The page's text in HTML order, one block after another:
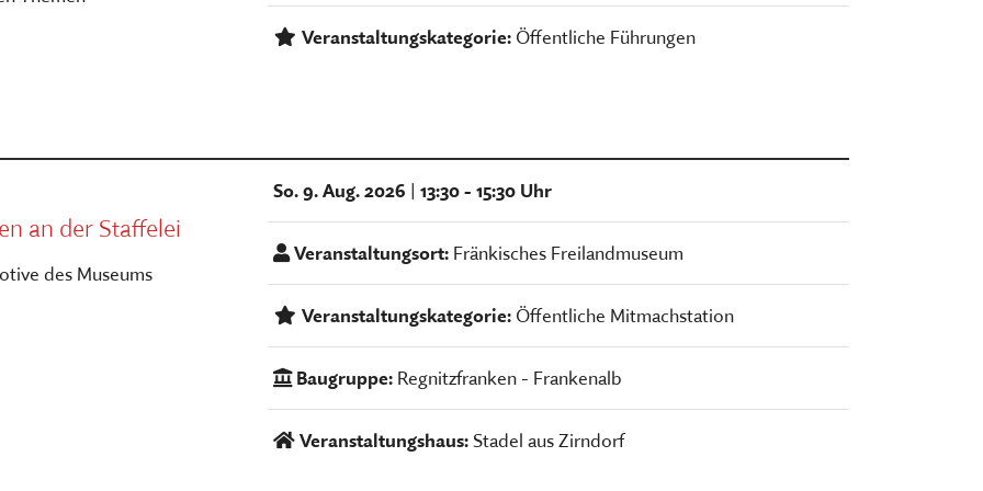
Veranstaltungskategorie: Öffentliche Führungen
an der Staffelei
des Museums
So. 9. Aug. 2026 | 13:30 - 15:30 Uhr
Veranstaltungsort: Fränkisches Freilandmuseum
Veranstaltungskategorie: Öffentliche Mitmachstation
Baugruppe: Regnitzfranken - Frankenalb
Veranstaltungshaus: Stadel aus Zirndorf